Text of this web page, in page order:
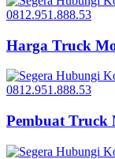
Harga Truck
Pembuat Truck